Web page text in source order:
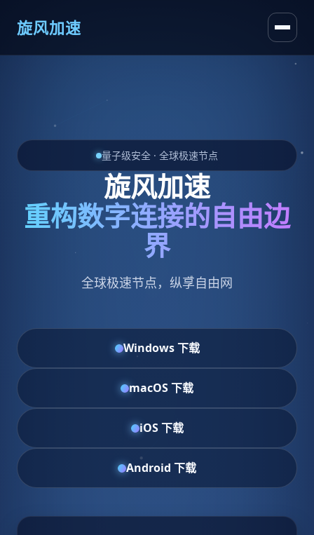
旋风加速
量子级安全 · 全球极速节点
旋风加速
重构数字连接的自由边
界
智能加速，随时随
Windows 下载
macOS 下载
iOS 下载
Android 下载